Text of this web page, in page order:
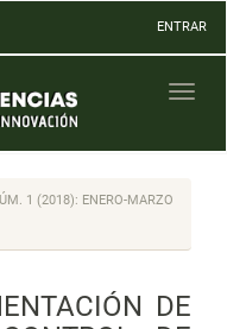
ENTRAR
1 (2018): ENERO-MARZO
DE